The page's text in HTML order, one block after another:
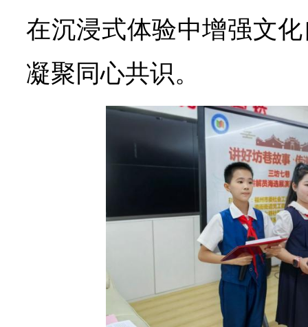
在沉浸式体验中增强文
凝聚同心共识。